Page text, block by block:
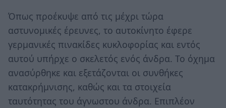
Όπως προέκυψε από τις μέχρι τώρα
αστυνομικές έρευνες, το αυτοκίνητο έφερε
γερμανικές πινακίδες κυκλοφορίας και εντός
αυτού υπήρχε ο σκελετός ενός άνδρα. Το όχημα
ανασύρθηκε και εξετάζονται οι συνθήκες
κατακρήμνισης, καθώς και τα στοιχεία
ταυτότητας του άγνωστου άνδρα. Επιπλέον